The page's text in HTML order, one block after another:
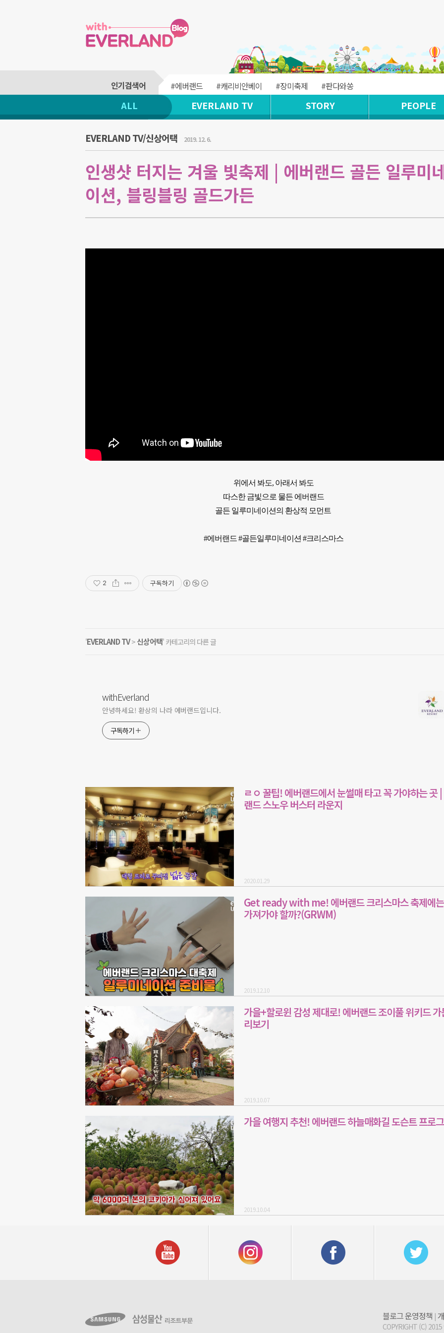
#에버랜드 #캐리비안베이 #장미축제 #판다와쏭
ALL EVERLAND TV STORY PEOPLE
EVERLAND TV/신상어택 2019. 12. 6.
인생샷 터지는 겨울 빛축제 | 에버랜드 골든 일루미
이션, 블링블링 골드가든
위에서 봐도, 아래서 봐도
따스한 금빛으로 물든 에버랜드
골든 일루미네이션의 환상적 모먼트
#에버랜드 #골든일루미네이션 #크리스마스
2 구독하기
'EVERLAND TV> 신상어택' 카테고리의 다른 글
withEverland
안녕하세요! 환상의 나라 에버랜드입니다.
구독하기
ㄹㅇ 꿀팁! 에버랜드에서 눈썰매 타고 꼭 가야하는 곳
랜드 스노우 버스터 라운지
2020.01.29
Get ready with me! 에버랜드 크리스마스 축제에
가져가야 할까?(GRWM)
2019.12.10
가을+할로윈 감성 제대로! 에버랜드 조이풀 위키드 가
리보기
2019.10.07
가을 여행지 추천! 에버랜드 하늘매화길 도슨트 프로
2019.10.04
블로그 운영정책 |
COPYRIGHT (C)